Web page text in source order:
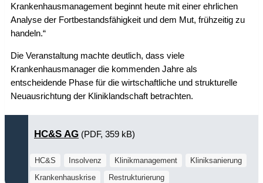
Krankenhausmanagement beginnt heute mit einer ehrlichen
Analyse der Fortbestandsfähigkeit und dem Mut, frühzeitig zu
handeln.“
Die Veranstaltung machte deutlich, dass viele
Krankenhausmanager die kommenden Jahre als
entscheidende Phase für die wirtschaftliche und strukturelle
Neuausrichtung der Kliniklandschaft betrachten.
HC&S AG (PDF, 359 kB)
HC&S Insolvenz Klinikmanagement
Kliniksanierung
Krankenhauskrise
Restrukturierung